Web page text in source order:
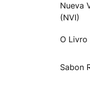
Nueva
(NVI)
O Livro
Sabon